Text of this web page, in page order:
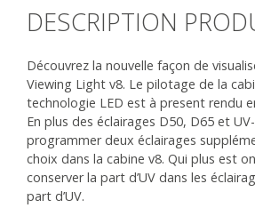
DESCRIPTION
Découvrez la nouvelle façon de
Viewing Light v8. Le pilotage de la
technologie LED est à present rendu
En plus des éclairages D50, D65 et
programmer deux éclairages
choix dans la cabine v8. Qui plus est
conserver la part d’UV dans les
part d’UV.